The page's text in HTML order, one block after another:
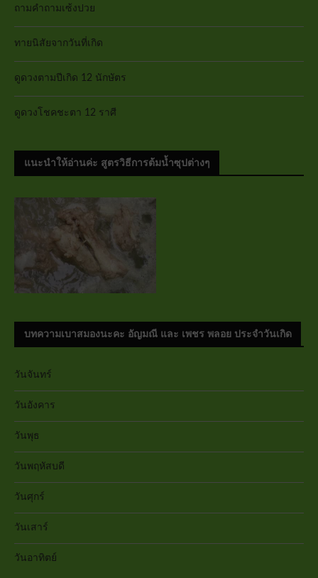
ถามคำถามเซ้งปวย
ทายนิสัยจากวันที่เกิด
ดูดวงตามปีเกิด 12 นักษัตร
ดูดวงโชคชะตา 12 ราศี
แนะนำให้อ่านค่ะ สูตรวิธีการต้มน้ำซุปต่างๆ
บทความเบาสมองนะคะ อัญมณี และ เพชร พลอย ประจำวันเกิด
วันจันทร์
วันอังคาร
วันพุธ
วันพฤหัสบดี
วันศุกร์
วันเสาร์
วันอาทิตย์